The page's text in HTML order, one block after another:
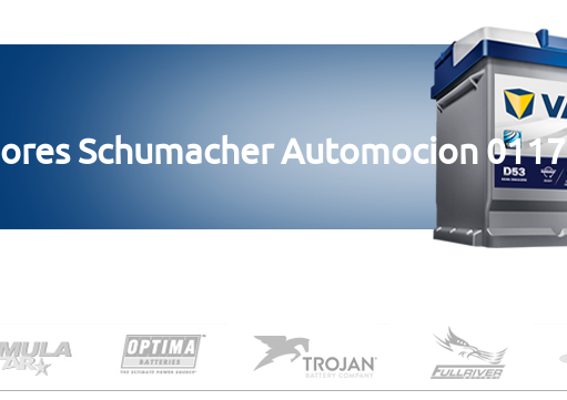
Schumacher Automocion 0117